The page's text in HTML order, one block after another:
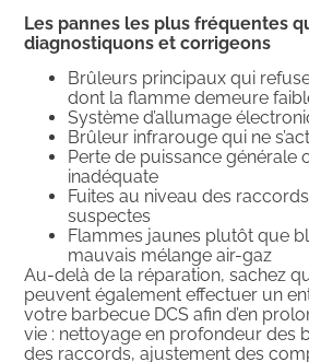
Les pannes les plus fréquentes
diagnostiquons et corrigeons
Brûleurs principaux qui
dont la flamme demeure
Système d’allumage
Brûleur infrarouge qui ne
Perte de puissance générale
inadéquate
Fuites au niveau des
suspectes
Flammes jaunes plutôt que
mauvais mélange air-gaz
Au-delà de la réparation, sachez
peuvent également effectuer un
votre barbecue DCS afin d’en
vie : nettoyage en profondeur des
des raccords, ajustement des